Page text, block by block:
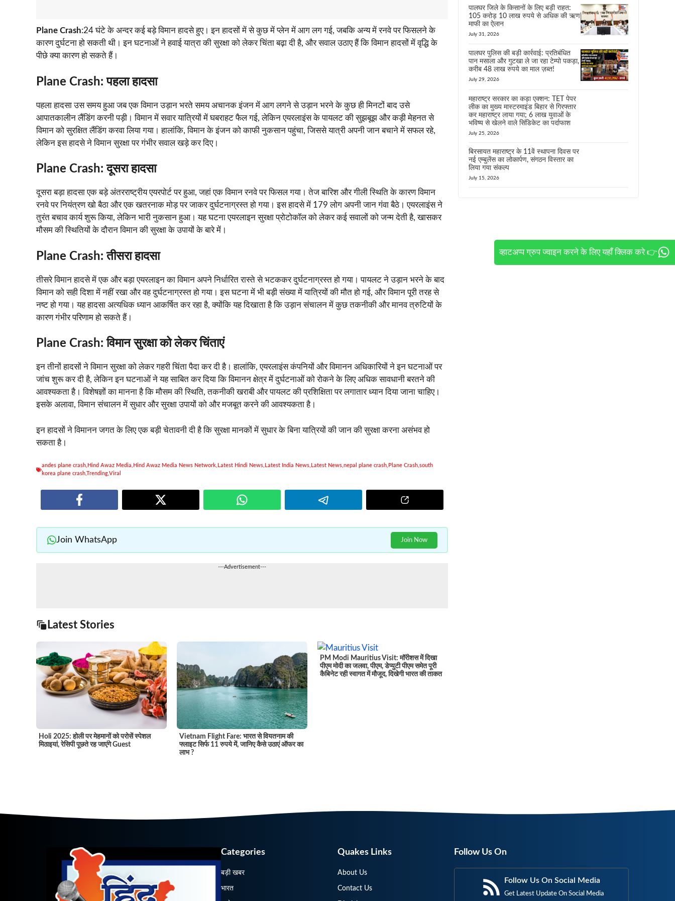
व्हाटअप्प ग्रुप ज्वाइन करने के लिए यहाँ क्लिक करे 👉
Plane Crash:24 घंटे के अन्दर कई बड़े विमान हादसे हुए। इन हादसों में से कुछ में प्लेन में आग लग गई, जबकि अन्य में रनवे पर फिसलने के
कारण दुर्घटना हो सकती थी। इन घटनाओं ने हवाई यात्रा की सुरक्षा को लेकर चिंता बढ़ा दी है, और सवाल उठाए हैं कि विमान हादसों में वृद्धि के
पीछे क्या कारण हो सकते हैं।
Plane Crash:पहला हादसा
पहला हादसा उस समय हुआ जब एक विमान उड़ान भरते समय अचानक इंजन में आग लगने से उड़ान भरने के कुछ ही मिनटों बाद उसे
आपातकालीन लैंडिंग करनी पड़ी। विमान में सवार यात्रियों में घबराहट फैल गई, लेकिन एयरलाइंस के पायलट की सुझबूझ और कड़ी मेहनत से
विमान को सुरक्षित लैंडिंग करवा लिया गया। हालांकि, विमान के इंजन को काफी नुकसान पहुंचा, जिससे यात्री अपनी जान बचाने में सफल रहे,
लेकिन इस हादसे ने विमान सुरक्षा पर गंभीर सवाल खड़े कर दिए।
Plane Crash:दूसरा हादसा
दूसरा बड़ा हादसा एक बड़े अंतरराष्ट्रीय एयरपोर्ट पर हुआ, जहां एक विमान रनवे पर फिसल गया। तेज बारिश और गीली स्थिति के कारण विमान
रनवे पर नियंत्रण खो बैठा और एक खतरनाक मोड़ पर जाकर दुर्घटनाग्रस्त हो गया। इस हादसे में 179 लोग अपनी जान गंवा बैठे। एयरलाइंस ने
तुरंत बचाव कार्य शुरू किया, लेकिन भारी नुकसान हुआ। यह घटना एयरलाइन सुरक्षा प्रोटोकॉल को लेकर कई सवालों को जन्म देती है, खासकर
मौसम की स्थितियों के दौरान विमान की सुरक्षा के उपायों के बारे में।
Plane Crash:तीसरा हादसा
तीसरे विमान हादसे में एक और बड़ा एयरलाइन का विमान अपने निर्धारित रास्ते से भटककर दुर्घटनाग्रस्त हो गया। पायलट ने उड़ान भरने के बाद
विमान को सही दिशा में नहीं रखा और वह दुर्घटनाग्रस्त हो गया। इस घटना में भी बड़ी संख्या में यात्रियों की मौत हो गई, और विमान पूरी तरह से
नष्ट हो गया। यह हादसा अत्यधिक ध्यान आकर्षित कर रहा है, क्योंकि यह दिखाता है कि उड़ान संचालन में कुछ तकनीकी और मानव त्रुटियों के
कारण गंभीर परिणाम हो सकते हैं।
Plane Crash: विमान सुरक्षा को लेकर चिंताएं
इन तीनों हादसों ने विमान सुरक्षा को लेकर गहरी चिंता पैदा कर दी है। हालांकि, एयरलाइंस कंपनियों और विमानन अधिकारियों ने इन घटनाओं पर
जांच शुरू कर दी है, लेकिन इन घटनाओं ने यह साबित कर दिया कि विमानन क्षेत्र में दुर्घटनाओं को रोकने के लिए अधिक सावधानी बरतने की
आवश्यकता है। विशेषज्ञों का मानना है कि मौसम की स्थिति, तकनीकी खराबी और पायलट की प्रशिक्षिता पर लगातार ध्यान दिया जाना चाहिए।
इसके अलावा, विमान संचालन में सुधार और सुरक्षा उपायों को और मजबूत करने की आवश्यकता है।
इन हादसों ने विमानन जगत के लिए एक बड़ी चेतावनी दी है कि सुरक्षा मानकों में सुधार के बिना यात्रियों की जान की सुरक्षा करना असंभव हो
सकता है।
andes plane crash, Hind Awaz Media, Hind Awaz Media News Network, Latest Hindi News, Latest India News, Latest News,nepal plane crash, Plane Crash,south
korea plane crash,Trending,Viral
Join WhatsApp Join Now
---Advertisement---
Latest Stories
Holi 2025: होली पर मेहमानों को परोसें स्पेशल
मिठाइयां, रेसिपी पूछते रह जाएंगे Guest
Vietnam Flight Fare: भारत से वियतनाम की
फ्लाइट सिर्फ 11 रुपये में, जानिए कैसे उठाएं ऑफर का
लाभ ?
PM Modi Mauritius Visit: मॉरीशस में दिखा
पीएम मोदी का जलवा, पीएम, डेप्युटी पीएम समेत पूरी
कैबिनेट रही स्वागत में मौजूद, दिखेगी भारत की ताकत
पालघर जिले के किसानों के लिए बड़ी राहत:
105 करोड़ 10 लाख रुपये से अधिक की ऋण
माफी का ऐलान
July 31, 2026
पालघर पुलिस की बड़ी कार्रवाई: प्रतिबंधित
पान मसाला और गुटखा ले जा रहा टेम्पो पकड़ा,
करीब 48 लाख रुपये का माल ज़ब्त!
July 29, 2026
महाराष्ट्र सरकार का कड़ा एक्शन: TET पेपर
लीक का मुख्य मास्टरमाइंड बिहार से गिरफ्तार
कर महाराष्ट्र लाया गया; 6 लाख युवाओं के
भविष्य से खेलने वाले सिंडिकेट का पर्दाफाश
July 25, 2026
बिरसायत महाराष्ट्र के 11वें स्थापना दिवस पर
नई एम्बुलेंस का लोकार्पण, संगठन विस्तार का
लिया गया संकल्प
July 15, 2026
Categories
बड़ी खबर
भारत
Quakes Links
About Us
Contact Us
Follow Us On
Follow Us On Social Media
Get Latest Update On Social Media